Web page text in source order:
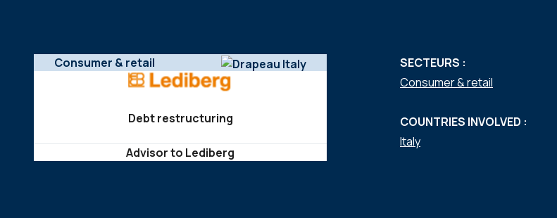
Consumer & retail
Debt restructuring
Advisor to Lediberg
SECTEURS :
Consumer & retail
COUNTRIES INVOLVED :
Italy